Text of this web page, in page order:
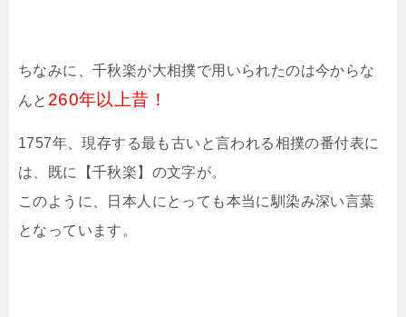
ちなみに、千秋楽が大相撲で用いられたのは今からな
んと 260年以上昔！
1757年、現存する最も古いと言われる相撲の番付表に
は、既に【千秋楽】の文字が。
このように、日本人にとっても本当に馴染み深い言葉
となっています。